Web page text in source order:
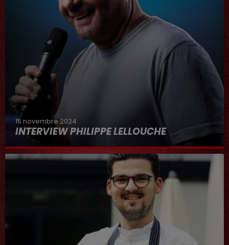
15 novembre 2024
INTERVIEW PHILIPPE LELLOUCHE